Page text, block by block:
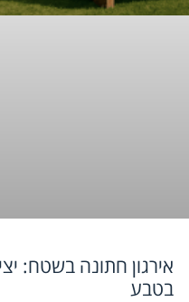
אירגון חתונה בשטח:
בטבע